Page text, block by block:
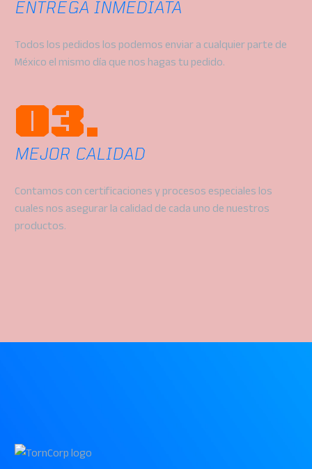
ENTREGA INMEDIATA
Todos los pedidos los podemos enviar a cualquier parte de
México el mismo día que nos hagas tu pedido.
03.
MEJOR CALIDAD
Contamos con certificaciones y procesos especiales los
cuales nos asegurar la calidad de cada uno de nuestros
productos.